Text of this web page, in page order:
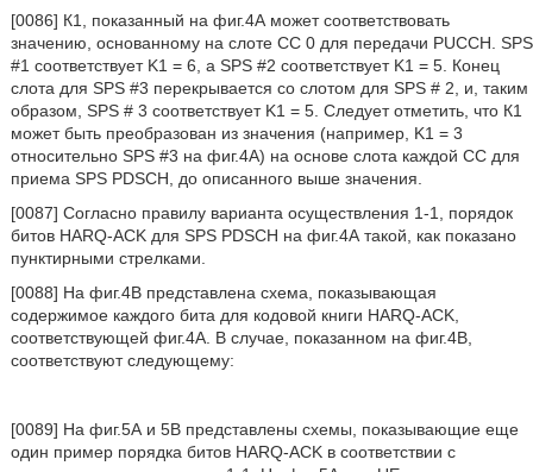
[0086] К1, показанный на фиг.4А может соответствовать
значению, основанному на слоте СС 0 для передачи PUCCH. SPS
#1 соответствует K1 = 6, a SPS #2 соответствует K1 = 5. Конец
слота для SPS #3 перекрывается со слотом для SPS # 2, и, таким
образом, SPS # 3 соответствует K1 = 5. Следует отметить, что К1
может быть преобразован из значения (например, K1 = 3
относительно SPS #3 на фиг.4А) на основе слота каждой СС для
приема SPS PDSCH, до описанного выше значения.
[0087] Согласно правилу варианта осуществления 1-1, порядок
битов HARQ-ACK для SPS PDSCH на фиг.4А такой, как показано
пунктирными стрелками.
[0088] На фиг.4В представлена схема, показывающая
содержимое каждого бита для кодовой книги HARQ-ACK,
соответствующей фиг.4А. В случае, показанном на фиг.4В,
соответствуют следующему:
[0089] На фиг.5А и 5В представлены схемы, показывающие еще
один пример порядка битов HARQ-ACK в соответствии с